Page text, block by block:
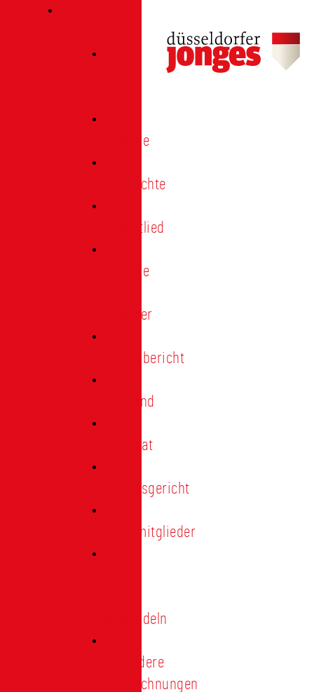
Termine
Geschichte
Heimatlied
Freunde
Förderer
Jahresbericht
Vorstand
Ehrenrat
Schiedsgericht
Ehrenmitglieder
Treunadeln
Besondere
Auszeichnungen